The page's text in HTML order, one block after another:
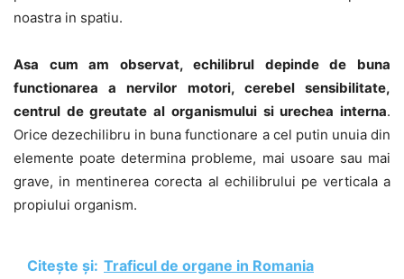
noastra in spatiu.
Asa cum am observat, echilibrul depinde de buna
functionarea a nervilor motori, cerebel sensibilitate,
centrul de greutate al organismului si urechea interna.
Orice dezechilibru in buna functionare a cel putin unuia din
elemente poate determina probleme, mai usoare sau mai
grave, in mentinerea corecta al echilibrului pe verticala a
propiului organism.
Citește și: Traficul de organe in Romania